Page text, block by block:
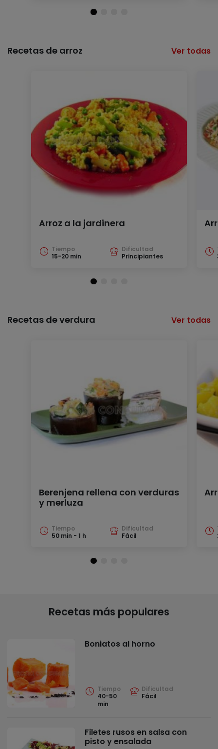
Recetas de arroz Ver todas
Arroz a la jardinera
Tiempo
15-20 min
Dificultad
Principiantes
Recetas de verdura Ver todas
Berenjena rellena con verduras
y merluza
Tiempo
50 min - 1 h
Dificultad
Fácil
Recetas más populares
Boniatos al horno
Tiempo
40-50
min
Dificultad
Fácil
Filetes rusos en salsa con
pisto y ensalada